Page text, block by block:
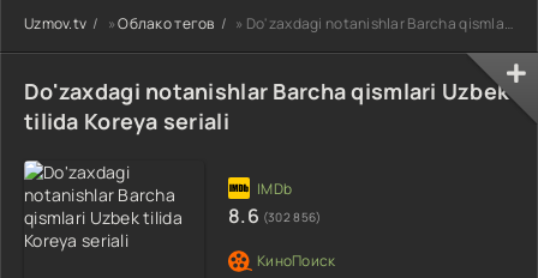
tarjima kino Full
HD tas-ix
Uzmov.tv »Облако тегов » Do'zaxdagi notanishlar Barcha qismlari Uzbek tilida Koreya seriali
Do'zaxdagi notanishlar Barcha qismlari Uzbek
tilida Koreya seriali
8.6 (302 856)